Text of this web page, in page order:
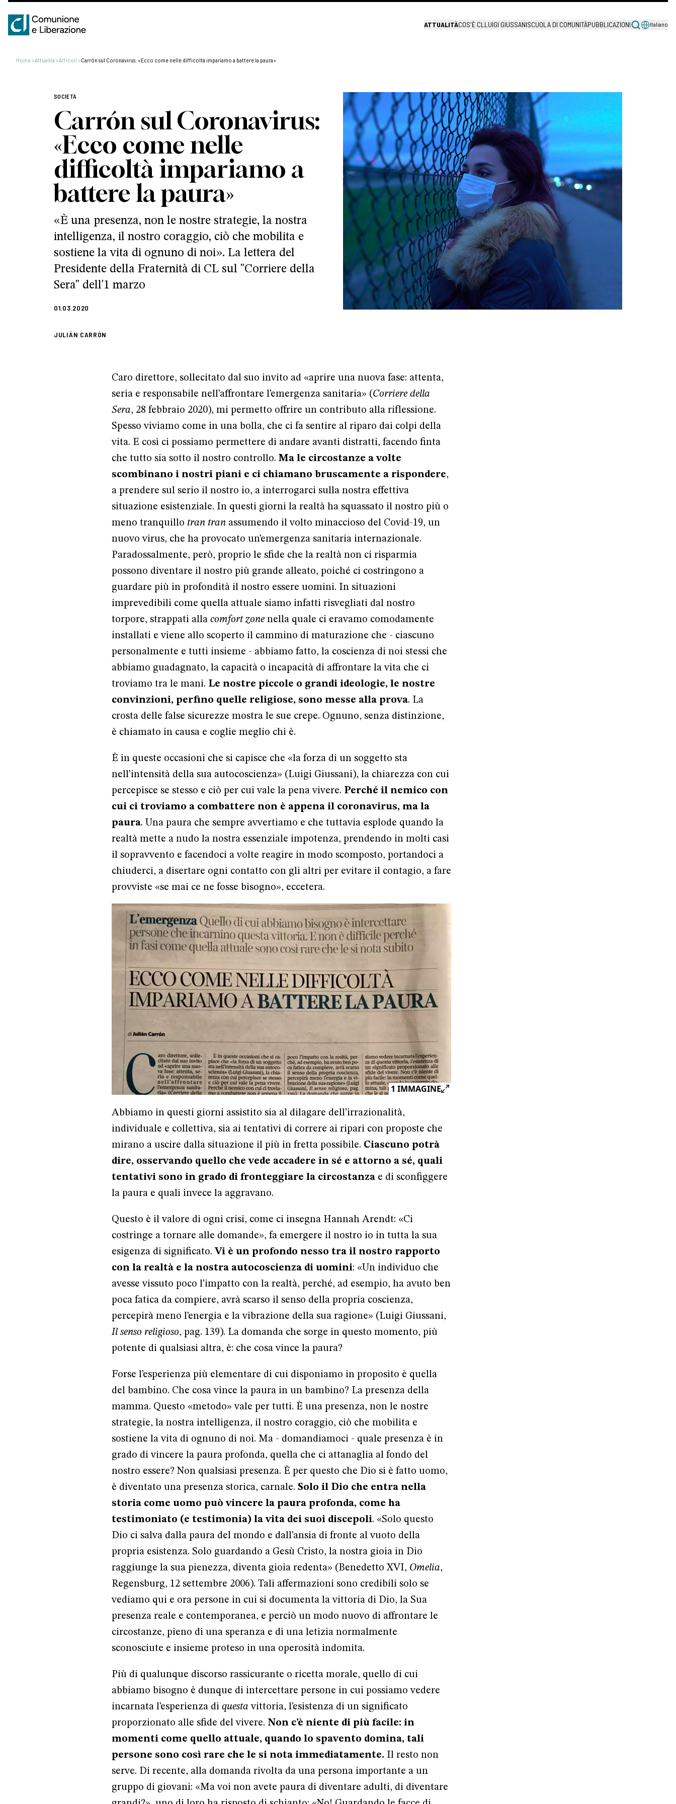
ATTUALITÀCOS'È CL LUIGI GIUSSANISCUOLA DI COMUNITÀPUBBLICAZIONI Italiano
Home>Attualità >Articoli >Carrón sul Coronavirus: «Ecco come nelle difficoltà impariamo a battere la paura»
SOCIETÀ
Carrón sul Coronavirus:
«Ecco come nelle
difficoltà impariamo a
battere la paura»
«È una presenza, non le nostre strategie, la nostra
intelligenza, il nostro coraggio, ciò che mobilita e
sostiene la vita di ognuno di noi». La lettera del
Presidente della Fraternità di CL sul "Corriere della
Sera" dell'1 marzo
01.03.2020
JULIÁN CARRÓN
Caro direttore, sollecitato dal suo invito ad «aprire una nuova fase: attenta,
seria e responsabile nell’affrontare l’emergenza sanitaria» (Corriere della
Sera, 28 febbraio 2020), mi permetto offrire un contributo alla riflessione.
Spesso viviamo come in una bolla, che ci fa sentire al riparo dai colpi della
vita. E così ci possiamo permettere di andare avanti distratti, facendo finta
che tutto sia sotto il nostro controllo. Ma le circostanze a volte
scombinano i nostri piani e ci chiamano bruscamente a rispondere,
a prendere sul serio il nostro io, a interrogarci sulla nostra effettiva
situazione esistenziale. In questi giorni la realtà ha squassato il nostro più o
meno tranquillo tran tran assumendo il volto minaccioso del Covid-19, un
nuovo virus, che ha provocato un’emergenza sanitaria internazionale.
Paradossalmente, però, proprio le sfide che la realtà non ci risparmia
possono diventare il nostro più grande alleato, poiché ci costringono a
guardare più in profondità il nostro essere uomini. In situazioni
imprevedibili come quella attuale siamo infatti risvegliati dal nostro
torpore, strappati alla comfort zone nella quale ci eravamo comodamente
installati e viene allo scoperto il cammino di maturazione che - ciascuno
personalmente e tutti insieme - abbiamo fatto, la coscienza di noi stessi che
abbiamo guadagnato, la capacità o incapacità di affrontare la vita che ci
troviamo tra le mani. Le nostre piccole o grandi ideologie, le nostre
convinzioni, perfino quelle religiose, sono messe alla prova. La
crosta delle false sicurezze mostra le sue crepe. Ognuno, senza distinzione,
è chiamato in causa e coglie meglio chi è.
È in queste occasioni che si capisce che «la forza di un soggetto sta
nell’intensità della sua autocoscienza» (Luigi Giussani), la chiarezza con cui
percepisce se stesso e ciò per cui vale la pena vivere. Perché il nemico con
cui ci troviamo a combattere non è appena il coronavirus, ma la
paura. Una paura che sempre avvertiamo e che tuttavia esplode quando la
realtà mette a nudo la nostra essenziale impotenza, prendendo in molti casi
il sopravvento e facendoci a volte reagire in modo scomposto, portandoci a
chiuderci, a disertare ogni contatto con gli altri per evitare il contagio, a fare
provviste «se mai ce ne fosse bisogno», eccetera.
1 IMMAGINE
Abbiamo in questi giorni assistito sia al dilagare dell’irrazionalità,
individuale e collettiva, sia ai tentativi di correre ai ripari con proposte che
mirano a uscire dalla situazione il più in fretta possibile. Ciascuno potrà
dire, osservando quello che vede accadere in sé e attorno a sé, quali
tentativi sono in grado di fronteggiare la circostanza e di sconfiggere
la paura e quali invece la aggravano.
Questo è il valore di ogni crisi, come ci insegna Hannah Arendt: «Ci
costringe a tornare alle domande», fa emergere il nostro io in tutta la sua
esigenza di significato. Vi è un profondo nesso tra il nostro rapporto
con la realtà e la nostra autocoscienza di uomini: «Un individuo che
avesse vissuto poco l’impatto con la realtà, perché, ad esempio, ha avuto ben
poca fatica da compiere, avrà scarso il senso della propria coscienza,
percepirà meno l’energia e la vibrazione della sua ragione» (Luigi Giussani,
Il senso religioso, pag. 139). La domanda che sorge in questo momento, più
potente di qualsiasi altra, è: che cosa vince la paura?
Forse l’esperienza più elementare di cui disponiamo in proposito è quella
del bambino. Che cosa vince la paura in un bambino? La presenza della
mamma. Questo «metodo» vale per tutti. È una presenza, non le nostre
strategie, la nostra intelligenza, il nostro coraggio, ciò che mobilita e
sostiene la vita di ognuno di noi. Ma - domandiamoci - quale presenza è in
grado di vincere la paura profonda, quella che ci attanaglia al fondo del
nostro essere? Non qualsiasi presenza. È per questo che Dio si è fatto uomo,
è diventato una presenza storica, carnale. Solo il Dio che entra nella
storia come uomo può vincere la paura profonda, come ha
testimoniato (e testimonia) la vita dei suoi discepoli. «Solo questo
Dio ci salva dalla paura del mondo e dall’ansia di fronte al vuoto della
propria esistenza. Solo guardando a Gesù Cristo, la nostra gioia in Dio
raggiunge la sua pienezza, diventa gioia redenta» (Benedetto XVI, Omelia,
Regensburg, 12 settembre 2006). Tali affermazioni sono credibili solo se
vediamo qui e ora persone in cui si documenta la vittoria di Dio, la Sua
presenza reale e contemporanea, e perciò un modo nuovo di affrontare le
circostanze, pieno di una speranza e di una letizia normalmente
sconosciute e insieme proteso in una operosità indomita.
Più di qualunque discorso rassicurante o ricetta morale, quello di cui
abbiamo bisogno è dunque di intercettare persone in cui possiamo vedere
incarnata l’esperienza di questa vittoria, l’esistenza di un significato
proporzionato alle sfide del vivere. Non c’è niente di più facile: in
momenti come quello attuale, quando lo spavento domina, tali
persone sono così rare che le si nota immediatamente. Il resto non
serve. Di recente, alla domanda rivolta da una persona importante a un
gruppo di giovani: «Ma voi non avete paura di diventare adulti, di diventare